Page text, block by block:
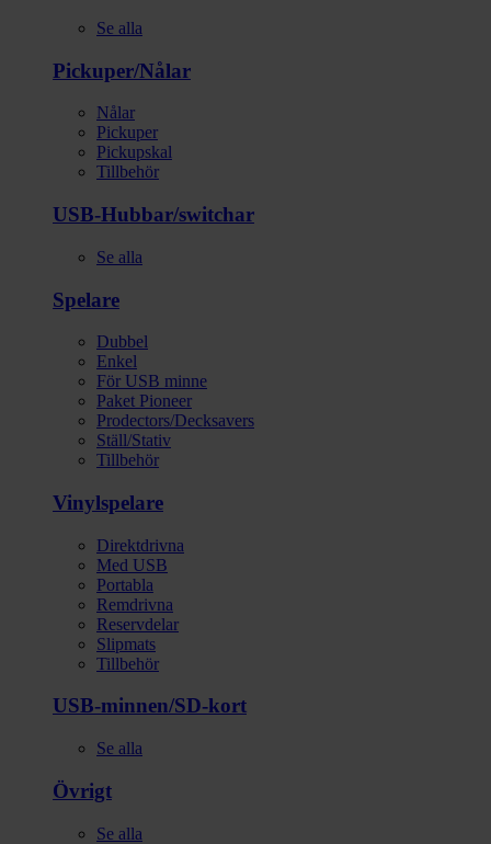
Se alla
Pickuper/Nålar
Nålar
Pickuper
Pickupskal
Tillbehör
USB-Hubbar/switchar
Se alla
Spelare
Dubbel
Enkel
För USB minne
Paket Pioneer
Prodectors/Decksavers
Ställ/Stativ
Tillbehör
Vinylspelare
Direktdrivna
Med USB
Portabla
Remdrivna
Reservdelar
Slipmats
Tillbehör
USB-minnen/SD-kort
Se alla
Övrigt
Se alla